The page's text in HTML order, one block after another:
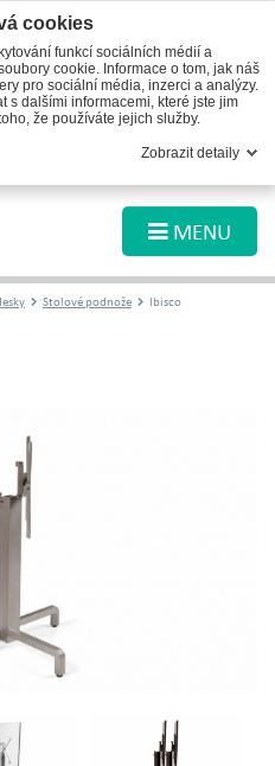
MENU
Stolové podnože Ibisco
cookies
funkcí sociálních médií a
cookie. Informace o tom, jak náš
pro sociální média, inzerci a analýzy.
s dalšími informacemi, které jste jim
že používáte jejich služby.
Zobrazit detaily